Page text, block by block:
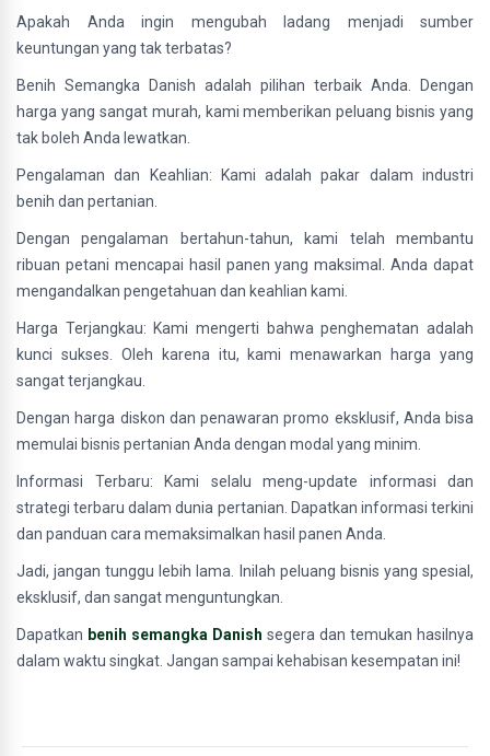
Apakah Anda ingin mengubah ladang menjadi sumber
keuntungan yang tak terbatas?
Benih Semangka Danish adalah pilihan terbaik Anda. Dengan
harga yang sangat murah, kami memberikan peluang bisnis yang
tak boleh Anda lewatkan.
Pengalaman dan Keahlian: Kami adalah pakar dalam industri
benih dan pertanian.
Dengan pengalaman bertahun-tahun, kami telah membantu
ribuan petani mencapai hasil panen yang maksimal. Anda dapat
mengandalkan pengetahuan dan keahlian kami.
Harga Terjangkau: Kami mengerti bahwa penghematan adalah
kunci sukses. Oleh karena itu, kami menawarkan harga yang
sangat terjangkau.
Dengan harga diskon dan penawaran promo eksklusif, Anda bisa
memulai bisnis pertanian Anda dengan modal yang minim.
Informasi Terbaru: Kami selalu meng-update informasi dan
strategi terbaru dalam dunia pertanian. Dapatkan informasi terkini
dan panduan cara memaksimalkan hasil panen Anda.
Jadi, jangan tunggu lebih lama. Inilah peluang bisnis yang spesial,
eksklusif, dan sangat menguntungkan.
Dapatkan benih semangka Danish segera dan temukan hasilnya
dalam waktu singkat. Jangan sampai kehabisan kesempatan ini!